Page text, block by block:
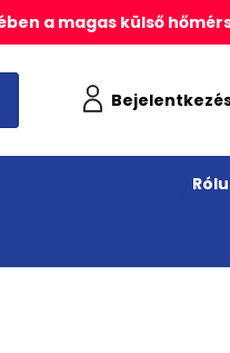
a magas külső